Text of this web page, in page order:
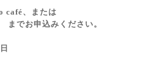
café、または
までお申込みください。
日